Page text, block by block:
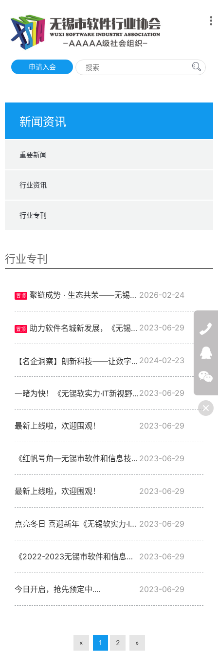
申请入会
新闻资讯
重要新闻
行业资讯
行业专刊
行业专刊
置顶 聚链成势 · 生态共荣——无锡市软件行业协会五届四次会员代表大会暨2026产业创新发展大会圆满召开 2026-02-24
置顶 助力软件名城新发展，《无锡软实力·IT新视野》行业专刊正式发布！ 2023-06-29
【名企洞察】朗新科技——让数字化的世界更美好 2024-02-23
一睹为快！《无锡软实力·IT新视野》第五期新鲜出炉~2023-06-29
最新上线啦，欢迎围观！ 2023-06-29
《红帆号角—无锡市软件和信息技术服务业优秀党建工作案例电子期刊》精编版正式上线！ 2023-06-29
最新上线啦，欢迎围观！ 2023-06-29
点亮冬日 喜迎新年《无锡软实力·IT新视野》第四期来了！ 2023-06-29
《2022-2023无锡市软件和信息技术服务业行业应用解决方案100佳案例红宝书》正式发布！敬请浏览收藏！ 2023-06-29
今日开启，抢先预定中.... 2023-06-29
« 1 2 »
微信